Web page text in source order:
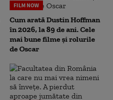
FILM NOW
Cum arată Dustin Hoffman
în 2026, la 89 de ani. Cele
mai bune filme și rolurile
de Oscar